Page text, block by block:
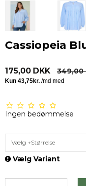
Cassiopeia
175,00 DKK 349,00
Ingen bedømmelse
Vælg +Størrelse
Vælg Variant